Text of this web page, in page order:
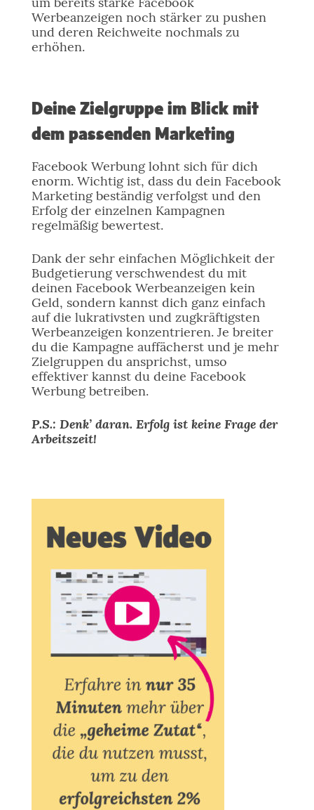
Werbeanzeigen noch stärker zu pushen
und deren Reichweite nochmals zu
erhöhen.
Deine Zielgruppe im Blick mit
dem passenden Marketing
Facebook Werbung lohnt sich für dich
enorm. Wichtig ist, dass du dein Facebook
Marketing beständig verfolgst und den
Erfolg der einzelnen Kampagnen
regelmäßig bewertest.
Dank der sehr einfachen Möglichkeit der
Budgetierung verschwendest du mit
deinen Facebook Werbeanzeigen kein
Geld, sondern kannst dich ganz einfach
auf die lukrativsten und zugkräftigsten
Werbeanzeigen konzentrieren. Je breiter
du die Kampagne auffächerst und je mehr
Zielgruppen du ansprichst, umso
effektiver kannst du deine Facebook
Werbung betreiben.
P.S.: Denk’ daran. Erfolg ist keine Frage der
Arbeitszeit!